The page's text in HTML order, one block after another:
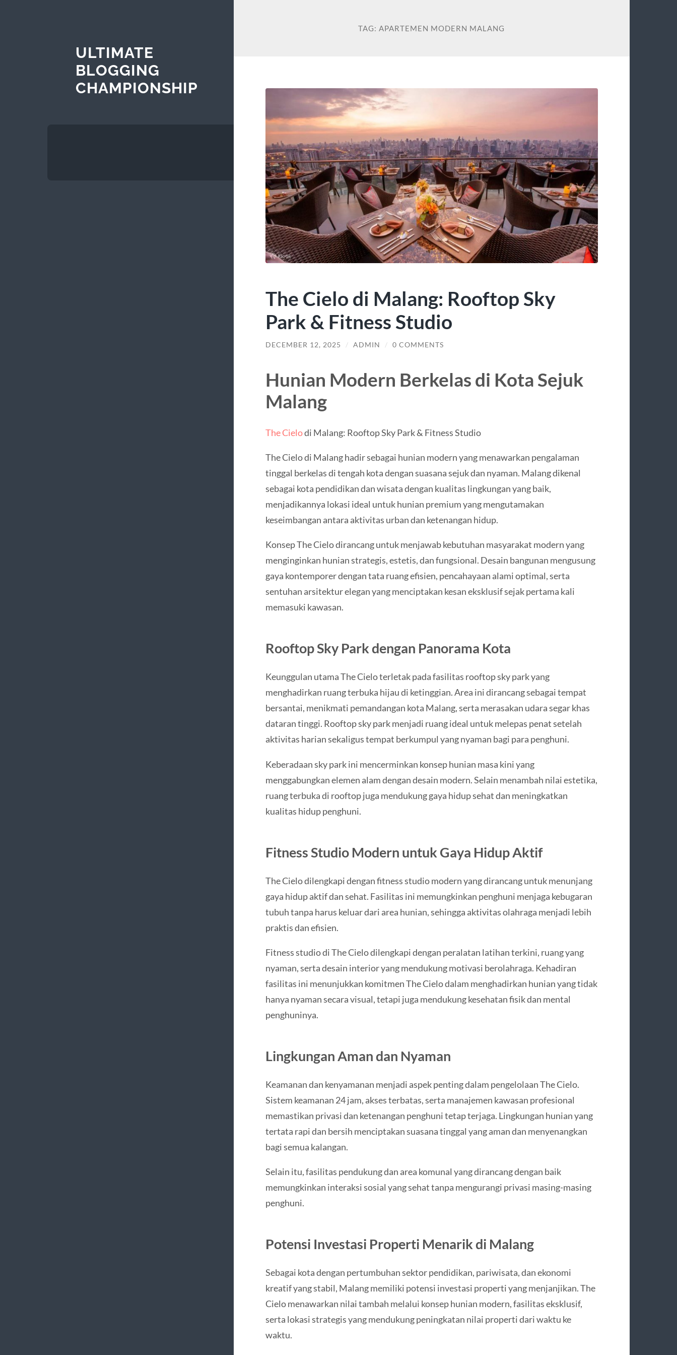
ULTIMATE
BLOGGING
CHAMPIONSHIP
TAG:APARTEMEN MODERN MALANG
The Cielo di Malang: Rooftop Sky
Park & Fitness Studio
DECEMBER 12, 2025 / ADMIN / 0 COMMENTS
Hunian Modern Berkelas di Kota Sejuk
Malang
The Cielodi Malang: Rooftop Sky Park & Fitness Studio
The Cielo di Malang hadir sebagai hunian modern yang menawarkan pengalaman
tinggal berkelas di tengah kota dengan suasana sejuk dan nyaman. Malang dikenal
sebagai kota pendidikan dan wisata dengan kualitas lingkungan yang baik,
menjadikannya lokasi ideal untuk hunian premium yang mengutamakan
keseimbangan antara aktivitas urban dan ketenangan hidup.
Konsep The Cielo dirancang untuk menjawab kebutuhan masyarakat modern yang
menginginkan hunian strategis, estetis, dan fungsional. Desain bangunan mengusung
gaya kontemporer dengan tata ruang efisien, pencahayaan alami optimal, serta
sentuhan arsitektur elegan yang menciptakan kesan eksklusif sejak pertama kali
memasuki kawasan.
Rooftop Sky Park dengan Panorama Kota
Keunggulan utama The Cielo terletak pada fasilitas rooftop sky park yang
menghadirkan ruang terbuka hijau di ketinggian. Area ini dirancang sebagai tempat
bersantai, menikmati pemandangan kota Malang, serta merasakan udara segar khas
dataran tinggi. Rooftop sky park menjadi ruang ideal untuk melepas penat setelah
aktivitas harian sekaligus tempat berkumpul yang nyaman bagi para penghuni.
Keberadaan sky park ini mencerminkan konsep hunian masa kini yang
menggabungkan elemen alam dengan desain modern. Selain menambah nilai estetika,
ruang terbuka di rooftop juga mendukung gaya hidup sehat dan meningkatkan
kualitas hidup penghuni.
Fitness Studio Modern untuk Gaya Hidup Aktif
The Cielo dilengkapi dengan fitness studio modern yang dirancang untuk menunjang
gaya hidup aktif dan sehat. Fasilitas ini memungkinkan penghuni menjaga kebugaran
tubuh tanpa harus keluar dari area hunian, sehingga aktivitas olahraga menjadi lebih
praktis dan efisien.
Fitness studio di The Cielo dilengkapi dengan peralatan latihan terkini, ruang yang
nyaman, serta desain interior yang mendukung motivasi berolahraga. Kehadiran
fasilitas ini menunjukkan komitmen The Cielo dalam menghadirkan hunian yang tidak
hanya nyaman secara visual, tetapi juga mendukung kesehatan fisik dan mental
penghuninya.
Lingkungan Aman dan Nyaman
Keamanan dan kenyamanan menjadi aspek penting dalam pengelolaan The Cielo.
Sistem keamanan 24 jam, akses terbatas, serta manajemen kawasan profesional
memastikan privasi dan ketenangan penghuni tetap terjaga. Lingkungan hunian yang
tertata rapi dan bersih menciptakan suasana tinggal yang aman dan menyenangkan
bagi semua kalangan.
Selain itu, fasilitas pendukung dan area komunal yang dirancang dengan baik
memungkinkan interaksi sosial yang sehat tanpa mengurangi privasi masing-masing
penghuni.
Potensi Investasi Properti Menarik di Malang
Sebagai kota dengan pertumbuhan sektor pendidikan, pariwisata, dan ekonomi
kreatif yang stabil, Malang memiliki potensi investasi properti yang menjanjikan. The
Cielo menawarkan nilai tambah melalui konsep hunian modern, fasilitas eksklusif,
serta lokasi strategis yang mendukung peningkatan nilai properti dari waktu ke
waktu.